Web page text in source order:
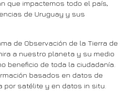
que impactemos todo el país,
de Uruguay y sus
de Observación de la Tierra de
a nuestro planeta y su medio
beneficio de toda la ciudadanía.
basados en datos de
por satélite y en datos in situ.